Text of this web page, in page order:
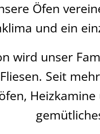
Öfen
und ein
wird unser
Seit